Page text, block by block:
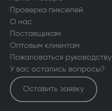
Проверка пикселей
О нас
Поставщикам
Оптовым клиентам
Пожаловаться руководству
У вас остались вопросы?
Оставить заявку